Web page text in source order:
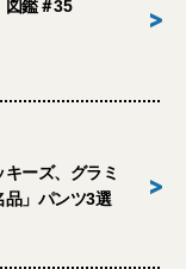
図鑑＃35
>
キーズ、グラミ
」パンツ3選
>